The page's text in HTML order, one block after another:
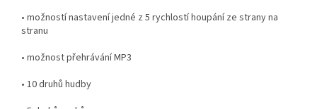
• možností nastavení jedné z 5 rychlostí houpání ze strany na
stranu
• možnost přehrávání MP3
• 10 druhů hudby